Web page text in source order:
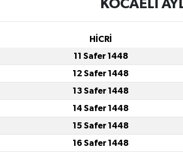
KOCAELİ
HİCRİ
11 Safer 1448
12 Safer 1448
13 Safer 1448
14 Safer 1448
15 Safer 1448
16 Safer 1448